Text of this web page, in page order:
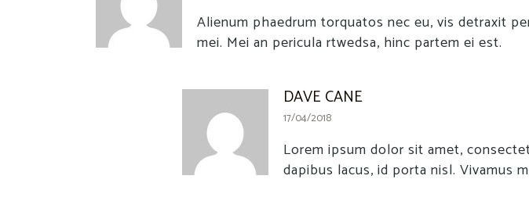
Alienum phaedrum torquatos nec eu, vis detraxit
mei. Mei an pericula rtwedsa, hinc partem ei est.
DAVE CANE
17/04/2018
Lorem ipsum dolor sit amet,
dapibus lacus, id porta nisl. Vivamus